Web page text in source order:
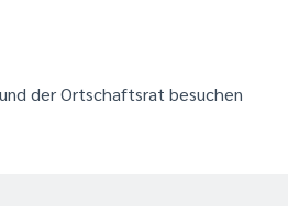
der Ortschaftsrat besuchen